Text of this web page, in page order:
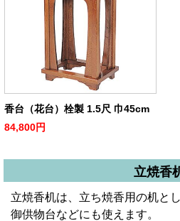
香台（花台）栓製 1.5尺 巾45cm
84,800円
立焼香
立焼香机は、立ち焼香用の机と
御供物台などにも使えます。